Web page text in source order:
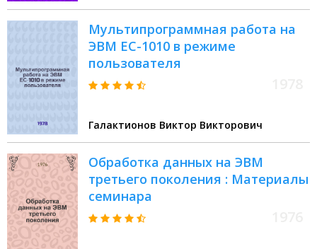
Мультипрограммная работа на
ЭВМ ЕС-1010 в режиме
пользователя
Галактионов Виктор Викторович
Обработка данных на ЭВМ
третьего поколения : Материалы
семинара